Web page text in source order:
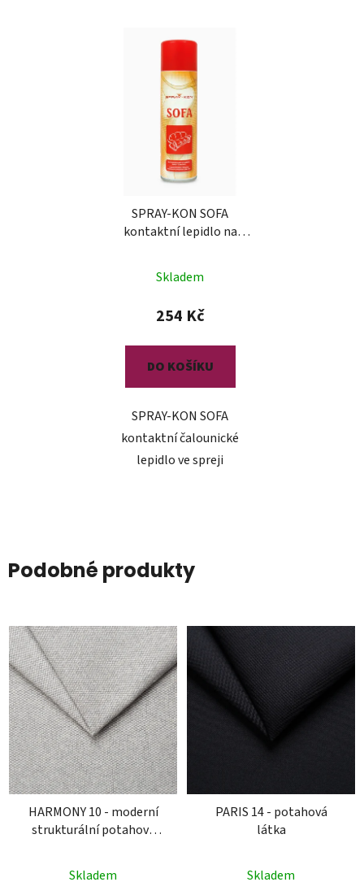
SPRAY-KON SOFA
kontaktní lepidlo na
Skladem
254 Kč
DO KOŠÍKU
SPRAY-KON SOFA
kontaktní čalounické
lepidlo ve spreji
Podobné produkty
HARMONY 10 - moderní
strukturální potahová
Skladem
PARIS 14 - potahová
látka
Skladem